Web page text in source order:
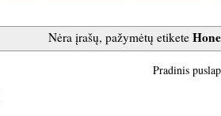
Nėra įrašų, pažymėtų etikete
Pradinis